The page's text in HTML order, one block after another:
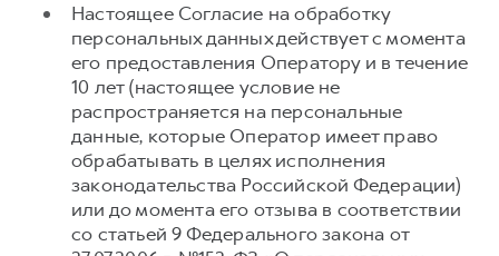
Настоящее Согласие на обработку
персональных данных действует с момента
его предоставления Оператору и в течение
10 лет (настоящее условие не
распространяется на персональные
данные, которые Оператор имеет право
обрабатывать в целях исполнения
законодательства Российской Федерации)
или до момента его отзыва в соответствии
со статьей 9 Федерального закона от